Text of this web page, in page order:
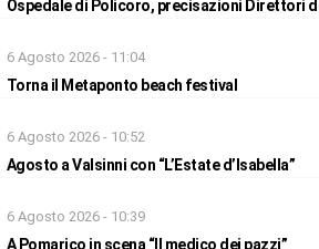
Ospedale di Policoro, precisazioni Direttori
6 Agosto 2026 - 11:04
Torna il Metaponto beach festival
6 Agosto 2026 - 10:52
Agosto a Valsinni con “L’Estate d’Isabella”
6 Agosto 2026 - 10:39
A Pomarico in scena “Il medico dei pazzi”